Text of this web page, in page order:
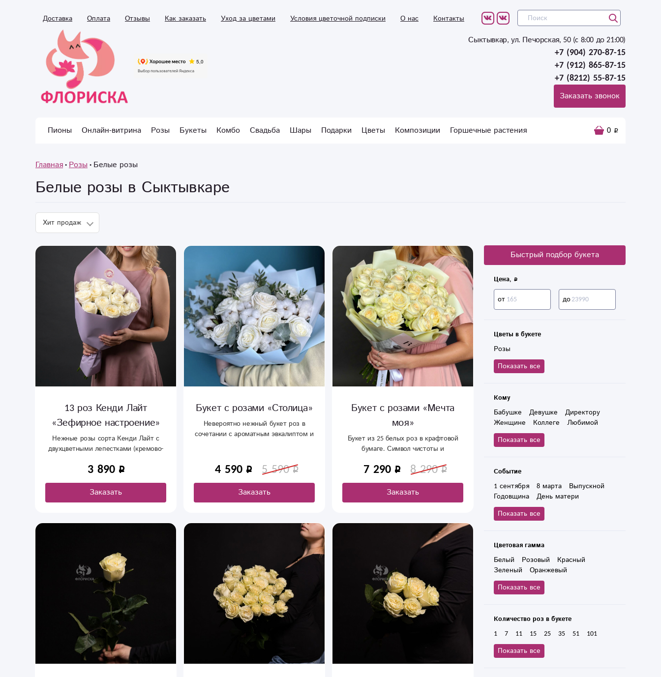
Доставка Оплата Отзывы Как заказать Уход за цветами Условия цветочной подписки О нас Контакты
Сыктывкар, ул. Печорская, 50 (c 8:00 до 21:00)
+7 (904) 270-87-15
+7 (912) 865-87-15
+7 (8212) 55-87-15
Заказать звонок
Пионы Онлайн-витрина Розы Букеты Комбо Свадьба Шары Подарки Цветы Композиции Горшечные растения 0
Главная Розы Белые розы
Белые розы в Сыктывкаре
13 роз Кенди Лайт
«Зефирное настроение»
Нежные розы сорта Кенди Лайт с
двухцветными лепестками (кремово-
оформление без лишнего декора.
Сыктывкаре на свидание или день
рождения.
3 890
Заказать
Букет с розами «Столица»
Невероятно нежный букет роз в
сочетании с ароматным эвкалиптом и
близким.
4 590 5 590
Заказать
Букет с розами «Мечта
моя»
Букет из 25 белых роз в крафтовой
бумаге. Символ чистоты и
подчеркивает красоту цветов. Купить
доставкой на дом или в офис.
7 290 8 290
Заказать
Быстрый подбор букета
Цена,
от до
Цветы в букете
Розы
Показать все
Кому
Бабушке Девушке
Директору
Женщине
Коллеге
Любимой
Маме
Руководителю
Дочери
Мужчине
Показать все
Событие
1 сентября 8 марта
Выпускной
Годовщина
День матери
Юбилей
День влюбленных
День рождения
Показать все
Цветовая гамма
Белый Розовый
Красный
Зеленый
Оранжевый
Разноцветный
Кремовый
Показать все
Количество роз в букете
1 7 11 15 25 35 51
101
Показать все